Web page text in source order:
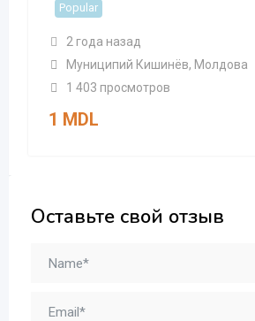
Popular
2 года назад
Муниципий Кишинёв, Молдова
1 403 просмотров
1 MDL
Оставьте свой отзыв